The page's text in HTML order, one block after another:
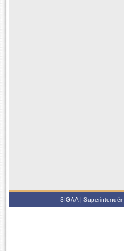
SIGAA |